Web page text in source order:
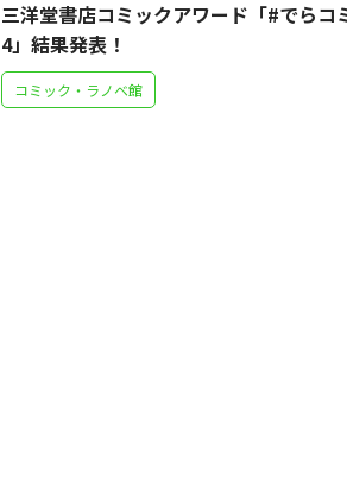
三洋堂書店コミックアワード「#でらコ
4」結果発表！
コミック・ラノベ館